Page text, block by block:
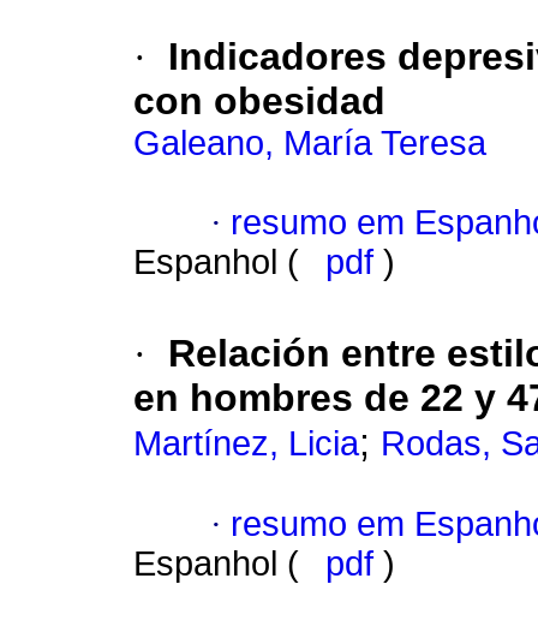
·
Indicadores
con obesidad
Galeano, María Teresa
· resumo em
Espanhol (
pdf )
·
Relación entre
en hombres de 22 y
Martínez, Licia; Rodas,
· resumo em
Espanhol (
pdf )